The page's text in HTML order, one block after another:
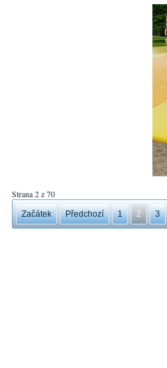
Strana 2 z 70
Začátek Předchozí 1 2 3